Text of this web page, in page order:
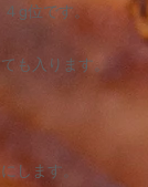
g位です。
も入ります。
します。